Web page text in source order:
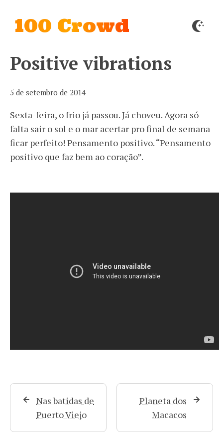
100 Crowd
Positive vibrations
5 de setembro de 2014
Sexta-feira, o frio já passou. Já choveu. Agora só
falta sair o sol e o mar acertar pro final de semana
ficar perfeito! Pensamento positivo. “Pensamento
positivo que faz bem ao coração”.
Nas batidas de
Puerto Viejo
Planeta dos
Macacos